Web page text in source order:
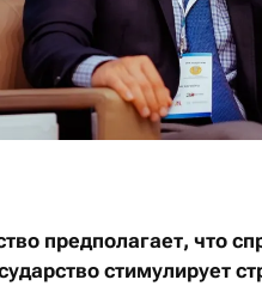
предполагает, что
стимулирует